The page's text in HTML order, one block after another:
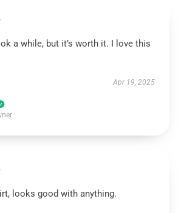
a while, but it’s worth it. I love this
Apr 19, 2025
looks good with anything.